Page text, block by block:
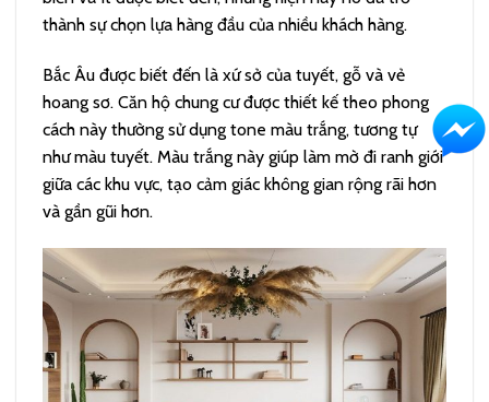
thành sự chọn lựa hàng đầu của nhiều khách hàng.
Bắc Âu được biết đến là xứ sở của tuyết, gỗ và vẻ
hoang sơ. Căn hộ chung cư được thiết kế theo phong
cách này thường sử dụng tone màu trắng, tương tự
như màu tuyết. Màu trắng này giúp làm mờ đi ranh giới
giữa các khu vực, tạo cảm giác không gian rộng rãi hơn
và gần gũi hơn.